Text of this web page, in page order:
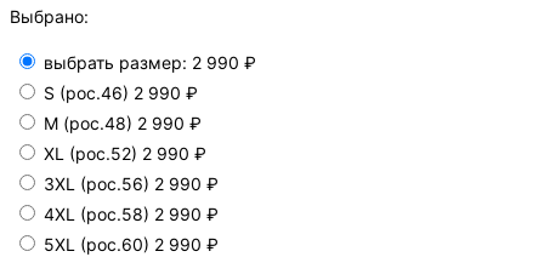
Выбрано:
выбрать размер: 2 990 ₽
S (рос.46) 2 990 ₽
М (рос.48) 2 990 ₽
XL (рос.52) 2 990 ₽
3XL (рос.56) 2 990 ₽
4XL (рос.58) 2 990 ₽
5XL (рос.60) 2 990 ₽